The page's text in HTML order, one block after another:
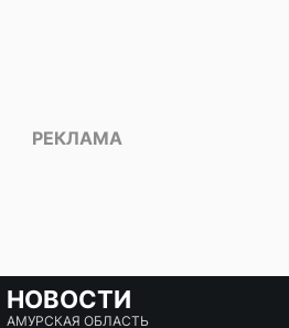
НОВОСТИ
АМУРСКАЯ ОБЛАСТЬ